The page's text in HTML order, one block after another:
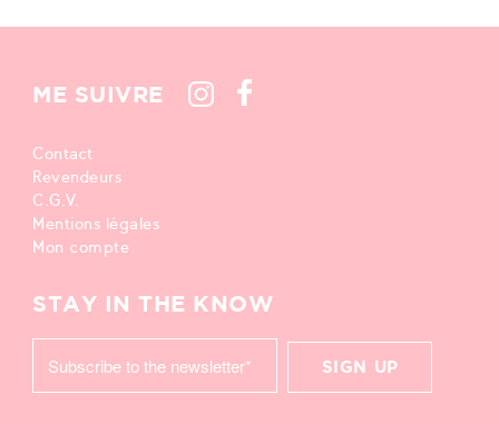
ME SUIVRE
Contact
Revendeurs
C.G.V.
Mentions légales
Mon compte
STAY IN THE KNOW